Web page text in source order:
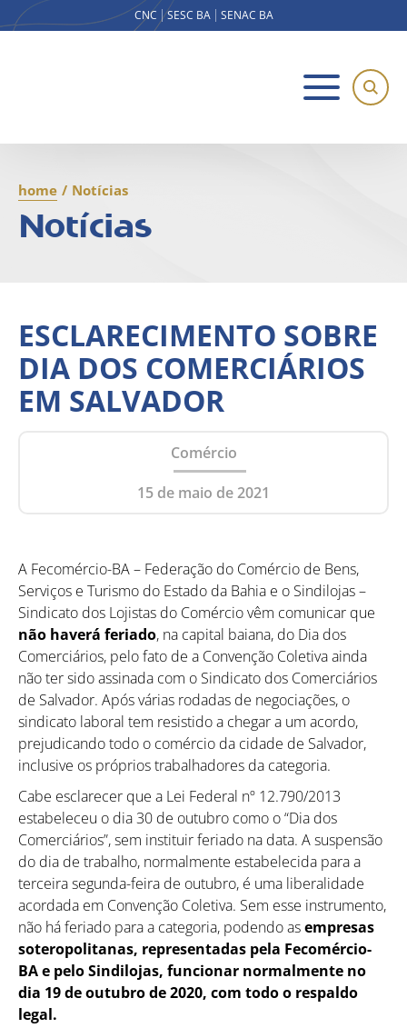
CNC SESC BA SENAC BA
home / Notícias
Notícias
ESCLARECIMENTO SOBRE
DIA DOS COMERCIÁRIOS
EM SALVADOR
Comércio
15 de maio de 2021
A Fecomércio-BA – Federação do Comércio de Bens,
Serviços e Turismo do Estado da Bahia e o Sindilojas –
Sindicato dos Lojistas do Comércio vêm comunicar que
não haverá feriado, na capital baiana, do Dia dos
Comerciários, pelo fato de a Convenção Coletiva ainda
não ter sido assinada com o Sindicato dos Comerciários
de Salvador. Após várias rodadas de negociações, o
sindicato laboral tem resistido a chegar a um acordo,
prejudicando todo o comércio da cidade de Salvador,
inclusive os próprios trabalhadores da categoria.
Cabe esclarecer que a Lei Federal nº 12.790/2013
estabeleceu o dia 30 de outubro como o “Dia dos
Comerciários”, sem instituir feriado na data. A suspensão
do dia de trabalho, normalmente estabelecida para a
terceira segunda-feira de outubro, é uma liberalidade
acordada em Convenção Coletiva. Sem esse instrumento,
não há feriado para a categoria, podendo asempresas
soteropolitanas, representadas pela Fecomércio-
BA e pelo Sindilojas, funcionar normalmente no
dia 19 de outubro de 2020, com todo o respaldo
legal.